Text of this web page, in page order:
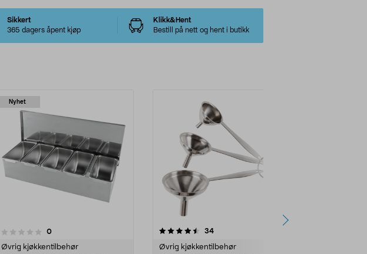
Sikkert
365 dagers åpent kjøp
Klikk&Hent
Bestill på nett og hent i butikk
Nyhet
0anmeldelser
Øvrig kjøkkentilbehør
4.5 av 5 stjerner 34anmeldelser
Øvrig kjøkkentilbehør
4.5 av 5 stjerner